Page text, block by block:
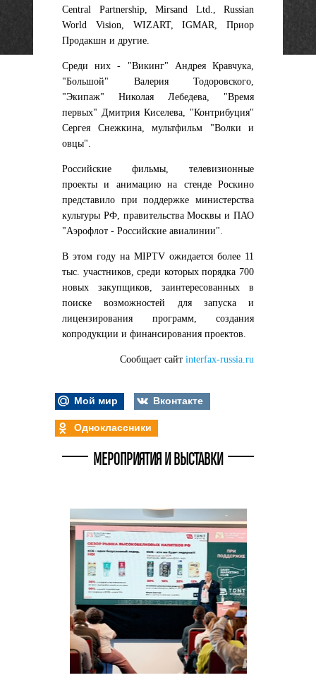
Central Partnership, Mirsand Ltd., Russian
World Vision, WIZART, IGMAR, Приор
Продакшн и другие.
Среди них - "Викинг" Андрея Кравчука,
"Большой" Валерия Тодоровского,
"Экипаж" Николая Лебедева, "Время
первых" Дмитрия Киселева, "Контрибуция"
Сергея Снежкина, мультфильм "Волки и
овцы".
Российские фильмы, телевизионные
проекты и анимацию на стенде Роскино
представило при поддержке министерства
культуры РФ, правительства Москвы и ПАО
"Аэрофлот - Российские авиалинии".
В этом году на MIPTV ожидается более 11
тыс. участников, среди которых порядка 700
новых закупщиков, заинтересованных в
поиске возможностей для запуска и
лицензирования программ, создания
копродукции и финансирования проектов.
Сообщает сайт interfax-russia.ru
Мой мир
Вконтакте
Одноклассники
МЕРОПРИЯТИЯ И ВЫСТАВКИ